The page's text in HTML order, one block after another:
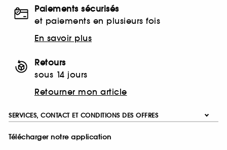
Paiements sécurisés
et paiements en plusieurs fois
En savoir plus
Retours
sous 14 jours
Retourner mon article
SERVICES, CONTACT ET CONDITIONS DES OFFRES
Télécharger notre application